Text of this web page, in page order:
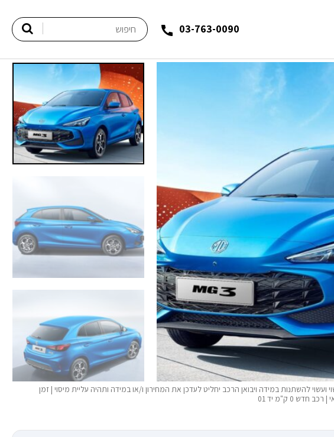
03-763-0090
להשתנות במידה ויבואן הרכב יחליט לעדכן את המחירון ו/או במידה ותהיה עליית מיסוי | זמן
0 ק"מ יד 01